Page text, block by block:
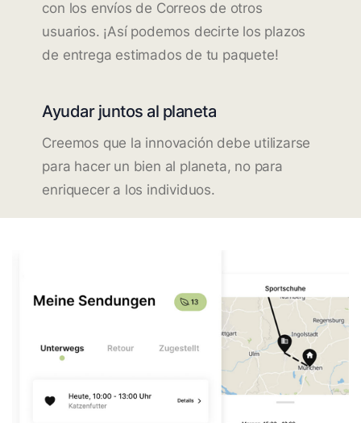
con los envíos de Correos de otros
usuarios. ¡Así podemos decirte los plazos
de entrega estimados de tu paquete!
Ayudar juntos al planeta
Creemos que la innovación debe utilizarse
para hacer un bien al planeta, no para
enriquecer a los individuos.